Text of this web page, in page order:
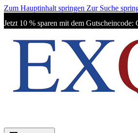
Zum Hauptinhalt springen Zur Suche
Jetzt 10 % sparen mit dem